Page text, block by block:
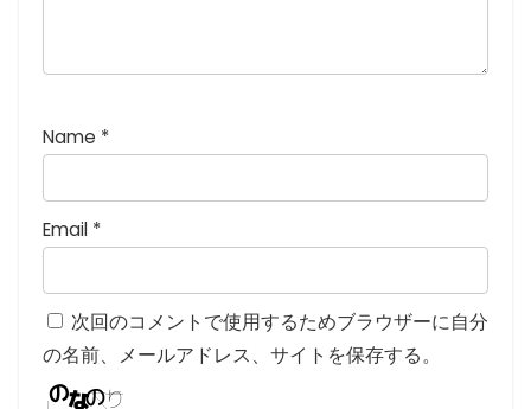
Name *
Email *
次回のコメントで使用するためブラウザーに自分
の名前、メールアドレス、サイトを保存する。